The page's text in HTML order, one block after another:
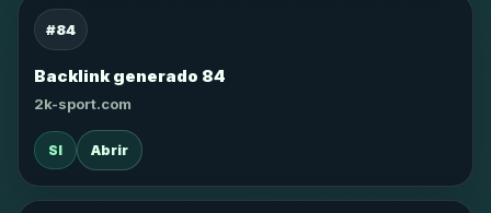
#84
Backlink generado 84
2k-sport.com
SI Abrir